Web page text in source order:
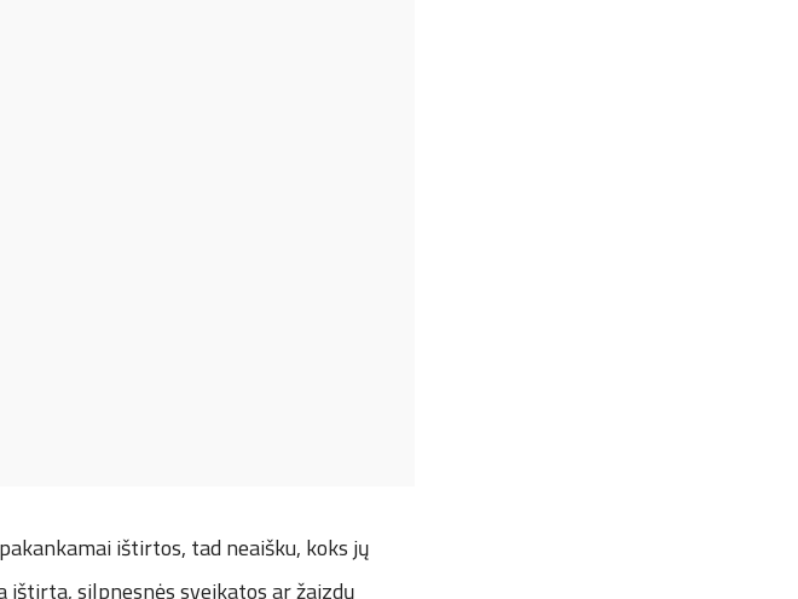
ištirtos, tad neaišku, koks jų
ištirta, silpnesnės sveikatos ar žaizdų